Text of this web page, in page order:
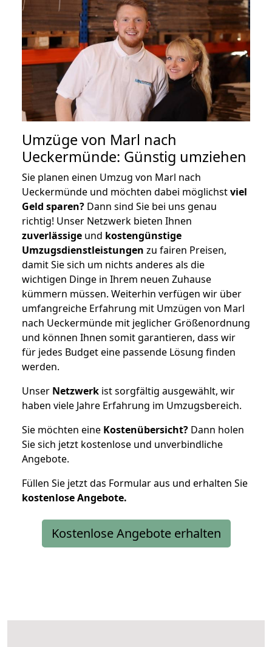
Umzüge von Marl nach
Ueckermünde: Günstig umziehen
Sie planen einen Umzug von Marl nach
Ueckermünde und möchten dabei möglichstviel
Geld sparen? Dann sind Sie bei uns genau
richtig! Unser Netzwerk bieten Ihnen
zuverlässige und kostengünstige
Umzugsdienstleistungen zu fairen Preisen,
damit Sie sich um nichts anderes als die
wichtigen Dinge in Ihrem neuen Zuhause
kümmern müssen. Weiterhin verfügen wir über
umfangreiche Erfahrung mit Umzügen von Marl
nach Ueckermünde mit jeglicher Größenordnung
und können Ihnen somit garantieren, dass wir
für jedes Budget eine passende Lösung finden
werden.
Unser Netzwerk ist sorgfältig ausgewählt, wir
haben viele Jahre Erfahrung im Umzugsbereich.
Sie möchten eine Kostenübersicht? Dann holen
Sie sich jetzt kostenlose und unverbindliche
Angebote.
Füllen Sie jetzt das Formular aus und erhalten Sie
kostenloseAngebote.
Kostenlose Angebote erhalten